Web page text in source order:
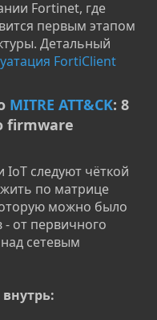
Fortinet, где
первым этапом
Детальный
FortiClient
MITRE ATT&CK: 8
firmware
IoT следуют чёткой
по матрице
можно было
- от первичного
сетевым